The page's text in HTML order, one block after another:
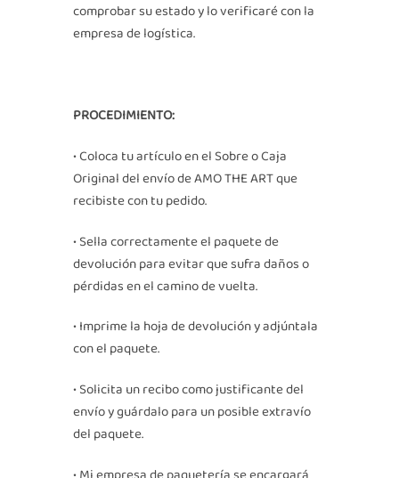
comprobar su estado y lo verificaré con la
empresa de logística.
PROCEDIMIENTO:
• Coloca tu artículo en el Sobre o Caja
Original del envío de AMO THE ART que
recibiste con tu pedido.
• Sella correctamente el paquete de
devolución para evitar que sufra daños o
pérdidas en el camino de vuelta.
• Imprime la hoja de devolución y adjúntala
con el paquete.
• Solicita un recibo como justificante del
envío y guárdalo para un posible extravío
del paquete.